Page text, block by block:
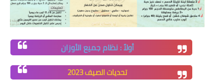
أولاً : نظام جميع الأوزان
تحديات الصيف 2023